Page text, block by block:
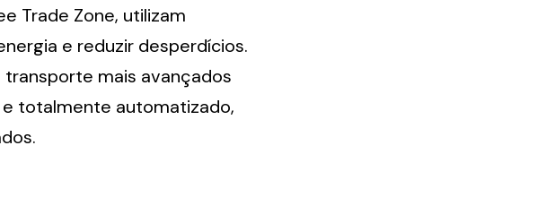
Trade Zone, utilizam
e reduzir desperdícios.
mais avançados
totalmente automatizado,